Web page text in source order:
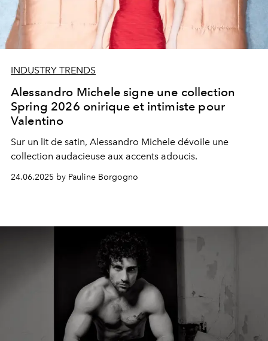
INDUSTRY TRENDS
Alessandro Michele signe une collection
Spring 2026 onirique et intimiste pour
Valentino
Sur un lit de satin, Alessandro Michele dévoile une
collection audacieuse aux accents adoucis.
24.06.2025 by Pauline Borgogno